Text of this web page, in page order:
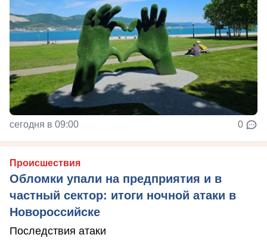
сегодня в 09:00 0
Происшествия
Обломки упали на предприятия и в
частный сектор: итоги ночной атаки в
Новороссийске
Последствия атаки